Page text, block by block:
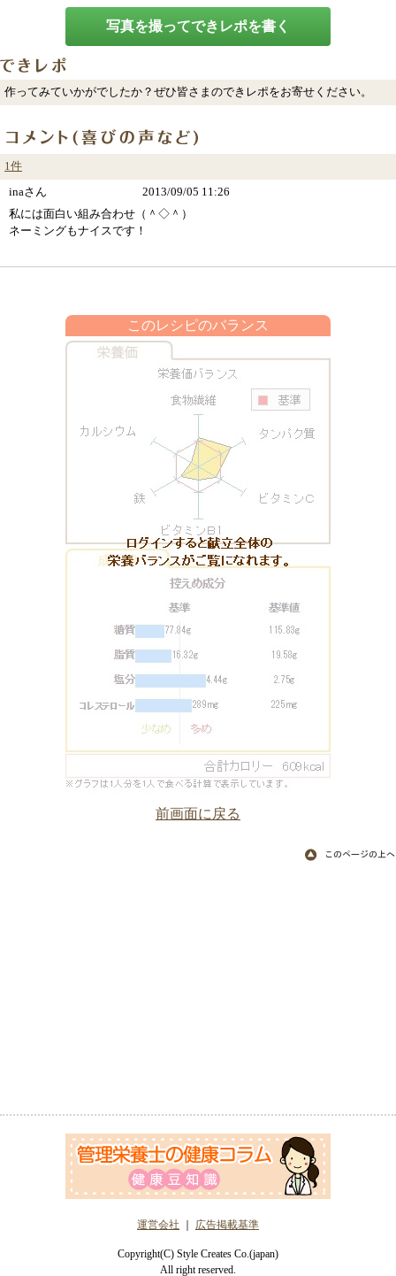
写真を撮ってできレポを書く
作ってみていかがでしたか？ぜひ皆さまのできレポをお寄せください。
1件
inaさん
2013/09/05 11:26
私には面白い組み合わせ（＾◇＾）
ネーミングもナイスです！
このレシピのバランス
前画面に戻る
運営会社 広告掲載基準
Copyright(C) Style Creates Co.(japan)
All right reserved.